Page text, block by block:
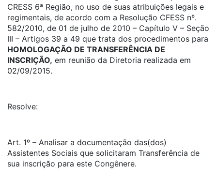
CRESS 6ª Região, no uso de suas atribuições legais e
regimentais, de acordo com a Resolução CFESS nº.
582/2010, de 01 de julho de 2010 – Capítulo V – Seção
III – Artigos 39 a 49 que trata dos procedimentos para
HOMOLOGAÇÃO DE TRANSFERÊNCIA DE
INSCRIÇÃO, em reunião da Diretoria realizada em
02/09/2015.
Resolve:
Art. 1º – Analisar a documentação das(dos)
Assistentes Sociais que solicitaram Transferência de
sua inscrição para este Congênere.